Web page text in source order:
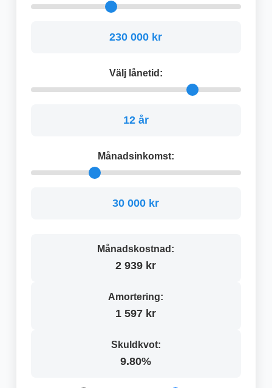
230 000 kr
Välj lånetid:
12 år
Månadsinkomst:
30 000 kr
Månadskostnad:
2 939 kr
Amortering:
1 597 kr
Skuldkvot:
9.80%